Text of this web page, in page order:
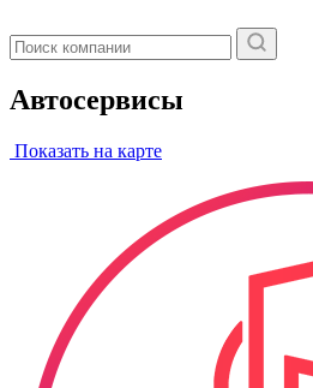
Автосервисы
Показать на карте